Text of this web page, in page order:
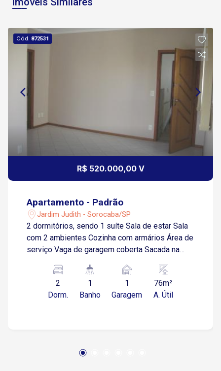
Cód. 872531
R$ 520.000,00 V
Apartamento - Padrão
Jardim Judith - Sorocaba/SP
2 dormitórios, sendo 1 suíte Sala de estar Sala
com 2 ambientes Cozinha com armários Área de
serviço Vaga de garagem coberta Sacada na
2
Dorm.
1
Banho
1
Garagem
76m²
A. Útil